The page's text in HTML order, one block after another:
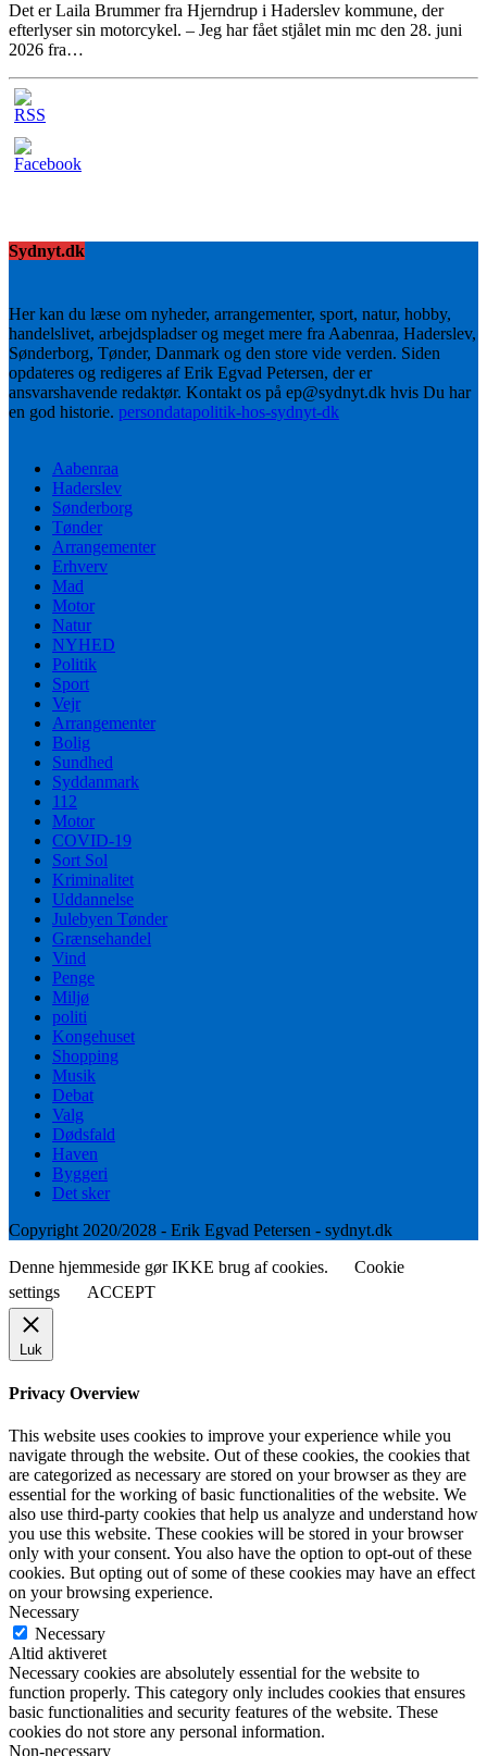
Det er Laila Brummer fra Hjerndrup i Haderslev kommune, der
efterlyser sin motorcykel. – Jeg har fået stjålet min mc den 28. juni
2026 fra…
Sydnyt.dk
Her kan du læse om nyheder, arrangementer, sport, natur, hobby,
handelslivet, arbejdspladser og meget mere fra Aabenraa, Haderslev,
Sønderborg, Tønder, Danmark og den store vide verden. Siden
opdateres og redigeres af Erik Egvad Petersen, der er
ansvarshavende redaktør. Kontakt os på ep@sydnyt.dk hvis Du har
en god historie. persondatapolitik-hos-sydnyt-dk
Aabenraa
Haderslev
Sønderborg
Tønder
Arrangementer
Erhverv
Mad
Motor
Natur
NYHED
Politik
Sport
Vejr
Arrangementer
Bolig
Sundhed
Syddanmark
112
Motor
COVID-19
Sort Sol
Kriminalitet
Uddannelse
Julebyen Tønder
Grænsehandel
Vind
Penge
Miljø
politi
Kongehuset
Shopping
Musik
Debat
Valg
Dødsfald
Haven
Byggeri
Det sker
Copyright 2020/2028 - Erik Egvad Petersen - sydnyt.dk
Denne hjemmeside gør IKKE brug af cookies.
Cookie
settings
ACCEPT
Luk
Privacy Overview
This website uses cookies to improve your experience while you
navigate through the website. Out of these cookies, the cookies that
are categorized as necessary are stored on your browser as they are
essential for the working of basic functionalities of the website. We
also use third-party cookies that help us analyze and understand how
you use this website. These cookies will be stored in your browser
only with your consent. You also have the option to opt-out of these
cookies. But opting out of some of these cookies may have an effect
on your browsing experience.
Necessary
Necessary
Altid aktiveret
Necessary cookies are absolutely essential for the website to
function properly. This category only includes cookies that ensures
basic functionalities and security features of the website. These
cookies do not store any personal information.
Non-necessary